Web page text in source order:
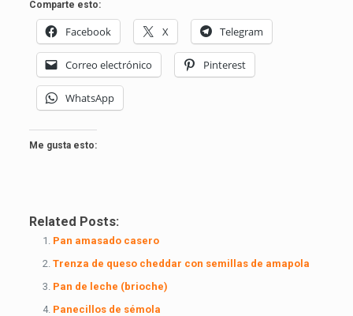
Comparte esto:
Facebook X Telegram
Correo electrónico Pinterest
WhatsApp
Me gusta esto:
Related Posts:
Pan amasado casero
Trenza de queso cheddar con semillas de amapola
Pan de leche (brioche)
Panecillos de sémola